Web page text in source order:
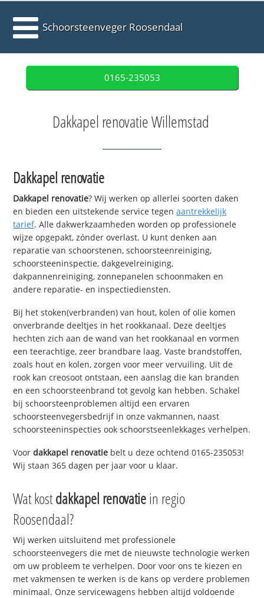
Schoorsteenveger Roosendaal
0165-235053
Dakkapel renovatie Willemstad
Dakkapel renovatie
Dakkapel renovatie? Wij werken op allerlei soorten daken
en bieden een uitstekende service tegenaantrekkelijk
tarief. Alle dakwerkzaamheden worden op professionele
wijze opgepakt, zónder overlast. U kunt denken aan
reparatie van schoorstenen, schoorsteenreiniging,
schoorsteeninspectie, dakgevelreiniging,
dakpannenreiniging, zonnepanelen schoonmaken en
andere reparatie- en inspectiediensten.
Bij het stoken(verbranden) van hout, kolen of olie komen
onverbrande deeltjes in het rookkanaal. Deze deeltjes
hechten zich aan de wand van het rookkanaal en vormen
een teerachtige, zeer brandbare laag. Vaste brandstoffen,
zoals hout en kolen, zorgen voor meer vervuiling. Uit de
rook kan creosoot ontstaan, een aanslag die kan branden
en een schoorsteenbrand tot gevolg kan hebben. Schakel
bij schoorsteenproblemen altijd een ervaren
schoorsteenvegersbedrijf in onze vakmannen, naast
schoorsteeninspecties ook schoorstseenlekkages verhelpen.
Voordakkapel renovatie belt u deze ochtend 0165-235053!
Wij staan 365 dagen per jaar voor u klaar.
Wat kostdakkapel renovatiein regio
Roosendaal?
Wij werken uitsluitend met professionele
schoorsteenvegers die met de nieuwste technologie werken
om uw probleem te verhelpen. Door voor ons te kiezen en
met vakmensen te werken is de kans op verdere problemen
minimaal. Onze servicewagens hebben altijd voldoende